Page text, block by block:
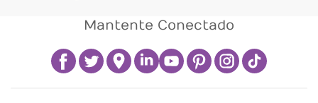
Mantente Conectado